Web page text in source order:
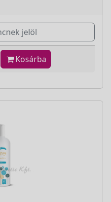
jelöl
Kosárba